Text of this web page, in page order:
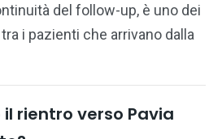
del follow-up, è uno dei
i pazienti che arrivano dalla
rientro verso Pavia